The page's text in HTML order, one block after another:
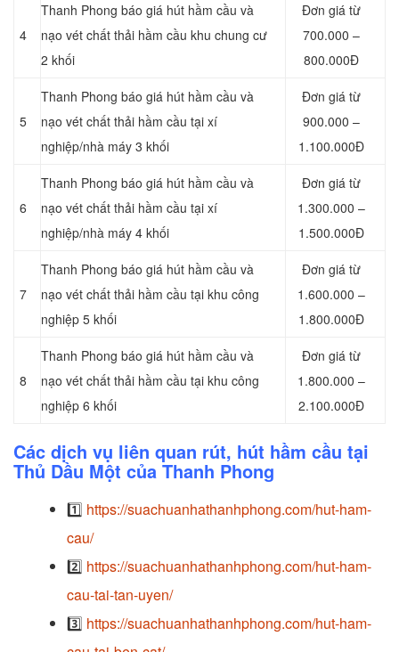
4
Thanh Phong báo giá hút hầm cầu và
nạo vét chất thải hầm cầu khu chung cư
2 khối
Đơn giá từ
700.000 –
800.000Đ
5
Thanh Phong báo giá hút hầm cầu và
nạo vét chất thải hầm cầu tại xí
nghiệp/nhà máy 3 khối
Đơn giá từ
900.000 –
1.100.000Đ
6
Thanh Phong báo giá hút hầm cầu và
nạo vét chất thải hầm cầu tại xí
nghiệp/nhà máy 4 khối
Đơn giá từ
1.300.000 –
1.500.000Đ
7
Thanh Phong báo giá hút hầm cầu và
nạo vét chất thải hầm cầu tại khu công
nghiệp 5 khối
Đơn giá từ
1.600.000 –
1.800.000Đ
8
Thanh Phong báo giá hút hầm cầu và
nạo vét chất thải hầm cầu tại khu công
nghiệp 6 khối
Đơn giá từ
1.800.000 –
2.100.000Đ
Các dịch vụ liên quan rút, hút hầm cầu tại
Thủ Dầu Một của Thanh Phong
1️⃣ https://suachuanhathanhphong.com/hut-ham-
cau/
2️⃣ https://suachuanhathanhphong.com/hut-ham-
cau-tai-tan-uyen/
3️⃣ https://suachuanhathanhphong.com/hut-ham-